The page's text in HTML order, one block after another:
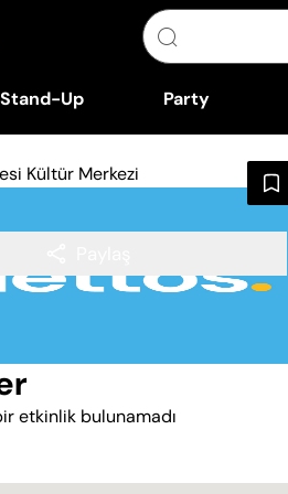
Stand-Up Party
etkinlik bulunamadı